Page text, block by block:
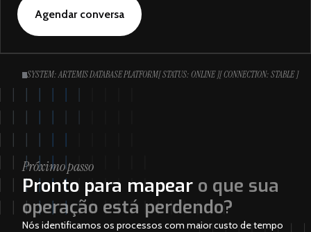
Agendar conversa
SYSTEM: ARTEMIS DATABASE PLATFORM[ STATUS: ONLINE ][ CONNECTION: STABLE ]
Próximo passo
Pronto para mapear o que sua
operação está perdendo?
Nós identificamos os processos com maior custo de tempo